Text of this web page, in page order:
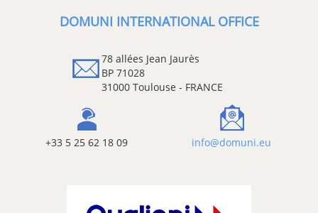
DOMUNI INTERNATIONAL OFFICE
78 allées Jean Jaurès
BP 71028
31000 Toulouse - FRANCE
+33 5 25 62 18 09 info@domuni.eu